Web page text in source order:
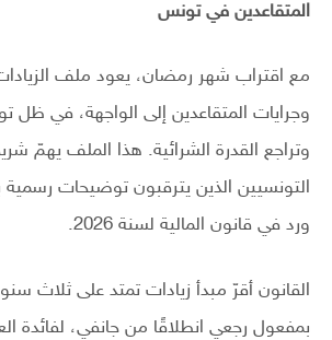
المتقاعدين في تونس
مع اقتراب شهر رمضان، يعود ملف
وجرايات المتقاعدين إلى الواجهة، في ظل
وتراجع القدرة الشرائية. هذا الملف يهمّ
التونسيين الذين يترقبون توضيحات
ورد في قانون المالية لسنة 2026.
بمفعول رجعي انطلاقًا من جانفي، لفائدة